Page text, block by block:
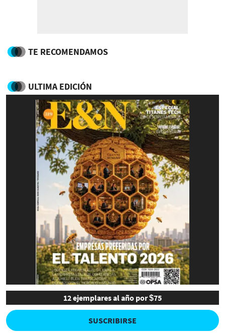
TE RECOMENDAMOS
ULTIMA EDICIÓN
12 ejemplares al año por $75
SUSCRIBIRSE